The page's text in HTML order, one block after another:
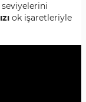
seviyelerini
ok işaretleriyle